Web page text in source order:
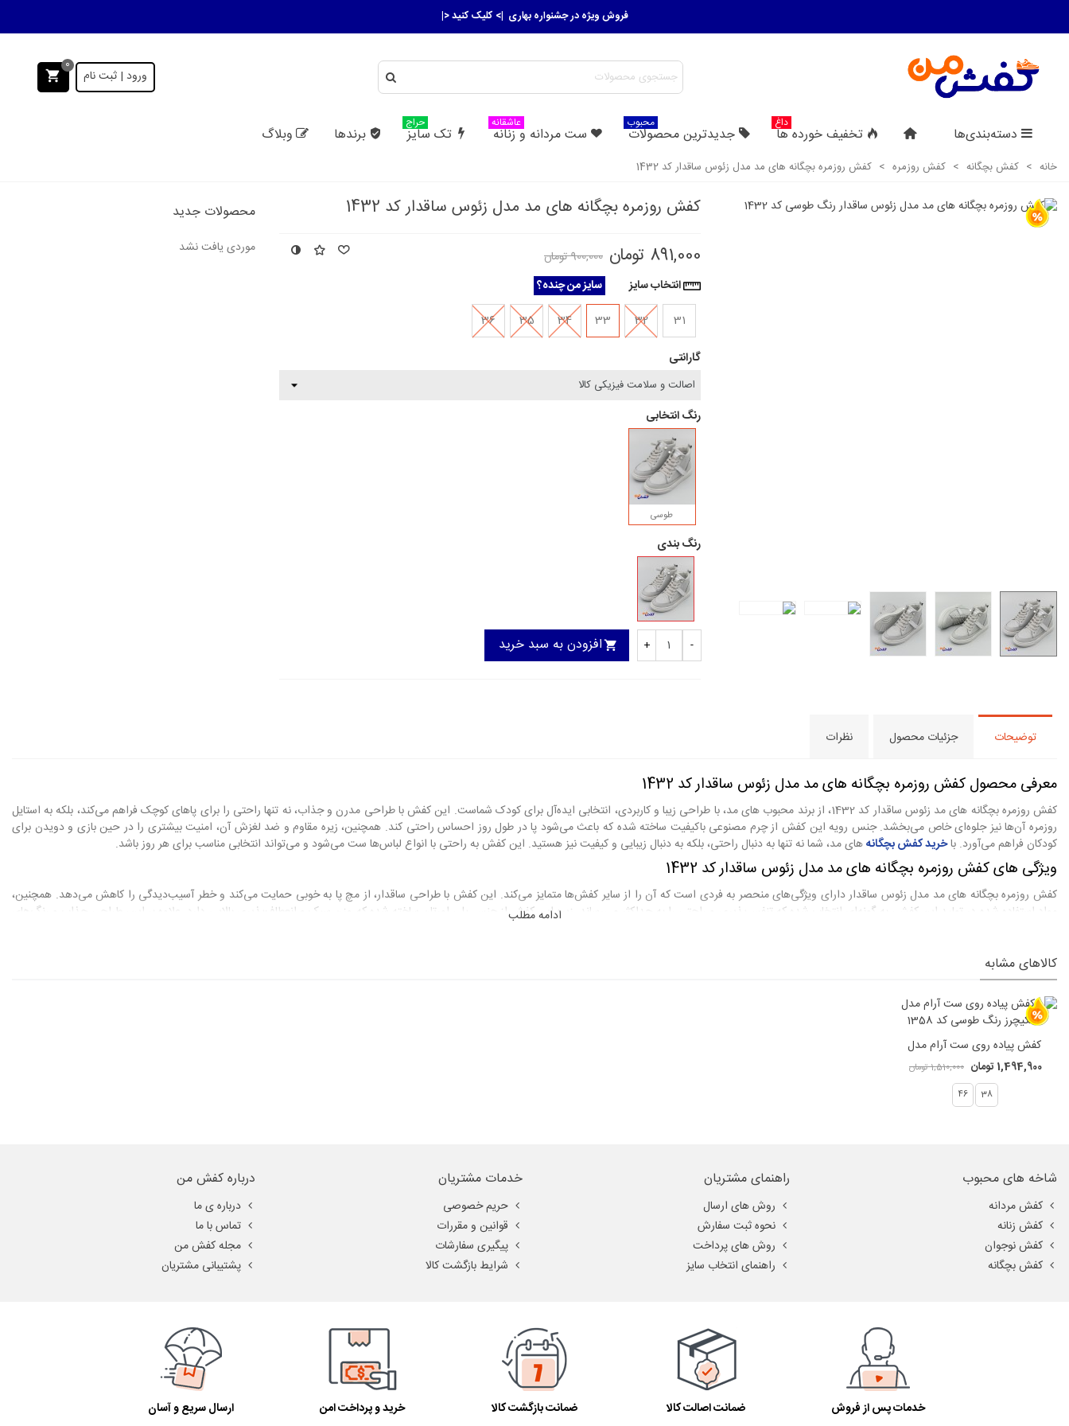
فروش ویژه در جشنواره بهاری |> کلیک کنید <|
ورود | ثبت نام
0
دسته‌بندی‌ها تخفیف خورده ها
داغ
جدیدترین محصولات
محبوب
ست مردانه و زنانه
عاشقانه
تک سایز
حراج
برندها وبلاگ
خانه > کفش بچگانه > کفش روزمره > کفش روزمره بچگانه های مد مدل زئوس ساقدار کد 1432
کفش روزمره بچگانه های مد مدل زئوس ساقدار کد 1432
891,000 تومان
900,000 تومان
سایز من چنده؟
انتخاب سایز
31
32
33
34
35
36
گارانتی
رنگ انتخابی
طوسی
رنگ بندی
-
+ افزودن به سبد خرید
محصولات جدید
موردی یافت نشد
توضیحات جزئیات محصول نظرات
معرفی محصول کفش روزمره بچگانه های مد مدل زئوس ساقدار کد 1432
کفش روزمره بچگانه های مد زئوس ساقدار کد 1432، از برند محبوب های مد، با طراحی زیبا و کاربردی، انتخابی ایده‌آل برای کودک شماست. این کفش با طراحی مدرن و جذاب، نه تنها راحتی را برای پاهای کوچک فراهم می‌کند، بلکه به استایل
روزمره آن‌ها نیز جلوه‌ای خاص می‌بخشد. جنس رویه این کفش از چرم مصنوعی باکیفیت ساخته شده که باعث می‌شود پا در طول روز احساس راحتی کند. همچنین، زیره مقاوم و ضد لغزش آن، امنیت بیشتری را در حین بازی و دویدن برای
کودکان فراهم می‌آورد. باخرید کفش بچگانههای مد، شما نه تنها به دنبال راحتی، بلکه به دنبال زیبایی و کیفیت نیز هستید. این کفش به راحتی با انواع لباس‌ها ست می‌شود و می‌تواند انتخابی مناسب برای هر روز باشد.
ویژگی های کفش روزمره بچگانه های مد مدل زئوس ساقدار کد 1432
کفش روزمره بچگانه های مد مدل زئوس ساقدار دارای ویژگی‌های منحصر به فردی است که آن را از سایر کفش‌ها متمایز می‌کند. این کفش با طراحی ساقدار، از مچ پا به خوبی حمایت می‌کند و خطر آسیب‌دیدگی را کاهش می‌دهد. همچنین،
مواد استفاده شده در تولید این کفش، به گونه‌ای انتخاب شده که تنفس‌پذیری و راحتی را به حداکثر می‌رساند. زیره این کفش از جنس پلی اورتان ساخته شده که وزن سبک و انعطاف‌پذیری بالایی دارد. علاوه بر این، طراحی جذاب و رنگ‌های
مزایای خرید و استفاده از کفش روزمره بچگانه های مد مدل زئوس ساقدار
بالای مواد به کار رفته در تولید این کفش، تضمینی برای دوام و ماندگاری آن است. همچنین، طراحی مدرن و جذاب این کفش، به کودکان کمک می‌کند تا در جمع دوستان خود احساس اعتماد به نفس کنند. با
یک محصول باکیفیت را انتخاب می‌کنید، بلکه به استایل و زیبایی ظاهری کودک خود نیز توجه دارید. در نهایت، قیمت مناسب این کفش، آن را به گزینه‌ای ایده‌آل برای خرید کفش بچگانه تبدیل می‌کند.
راهنمای انتخاب سایز بندی کفش روزمره بچگانه های مد مدل زئوس ساقدار کد 1432
پاشنه تا نوک انگشتان اندازه‌گیری کنید. سپس با مراجعه به جدول سایز بندی موجود در فروشگاه، سایز مناسب را پیدا کنید. همچنین، توجه داشته باشید که در هنگام خرید کفش بچگانه، فضای کافی برای حرکت انگشتان پا وجود داشته باشد. در
ادامه جدول راهنمای انتخاب سایز محصول را مشاهده می کنید.
ادامه مطلب
کالاهای مشابه
کفش پیاده روی ست آرام مدل
اسکیچرز کد 13581,494,900 تومان
1,510,000 تومان
38
46
شاخه های محبوب
کفش مردانه
کفش زنانه
کفش نوجوان
کفش بچگانه
راهنمای مشتریان
روش های ارسال
نحوه ثبت سفارش
روش های پرداخت
راهنمای انتخاب سایز
خدمات مشتریان
حریم خصوصی
قوانین و مقررات
پیگیری سفارشات
شرایط بازگشت کالا
درباره کفش من
درباره ی ما
تماس با ما
مجله کفش من
پشتیبانی مشتریان
خدمات پس از فروش ضمانت اصالت کالا ضمانت بازگشت کالا خرید و پرداخت امن ارسال سریع و آسان